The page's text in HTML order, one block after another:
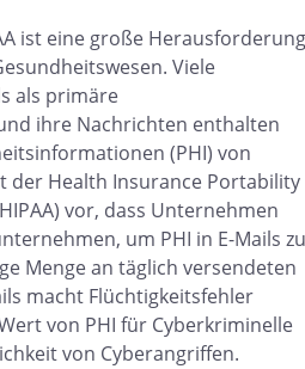
ist eine große Herausforderung
Viele
als primäre
ihre Nachrichten enthalten
(PHI) von
der Health Insurance Portability
vor, dass Unternehmen
um PHI in E-Mails zu
Menge an täglich versendeten
macht Flüchtigkeitsfehler
von PHI für Cyberkriminelle
von Cyberangriffen.